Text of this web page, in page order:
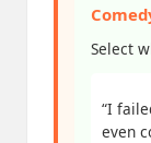
Select
“I
even